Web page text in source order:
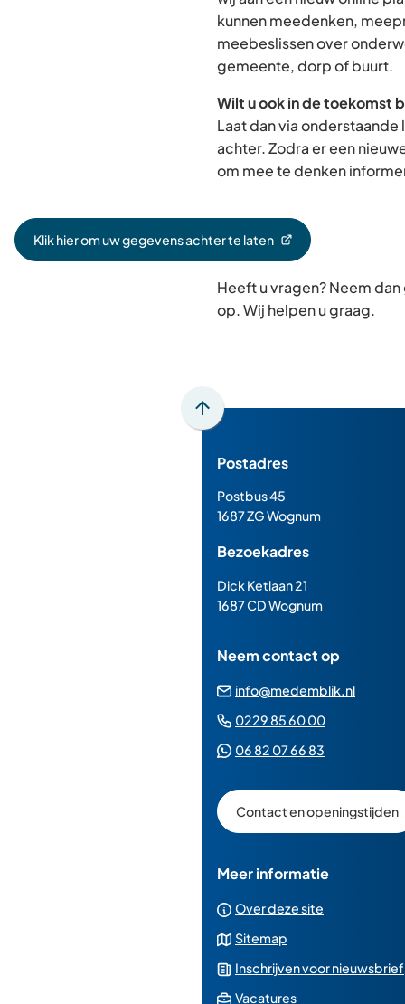
kunnen meedenken,
meebeslissen over
gemeente, dorp of buurt.
Wilt u ook in de toekomst
Laat dan via
achter. Zodra er een
om mee te denken
Klik hier om uw gegevens achter te laten
(Verwijst
Heeft u vragen? Neem
op. Wij helpen u graag.
Scroll
boven
het
van
de
paginainhoud
Postadres
Postbus 45
1687 ZG Wognum
Bezoekadres
Dick Ketlaan 21
1687 CD Wognum
Neem contact op
info@medemblik.nl
0229 85 60 00(Verwijst
06 82 07 66 83
een
Whatsapp
Contact en openingstijden
Meer informatie
Over deze site
Sitemap
Inschrijven voor nieuwsbrief
Vacatures(Verwijst